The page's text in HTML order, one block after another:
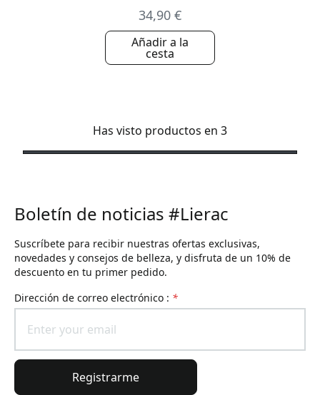
34,90 €
Añadir a la
cesta
Has visto productos en 3
Boletín de noticias #Lierac
Suscríbete para recibir nuestras ofertas exclusivas,
novedades y consejos de belleza, y disfruta de un 10% de
descuento en tu primer pedido.
Dirección de correo electrónico : *
Registrarme